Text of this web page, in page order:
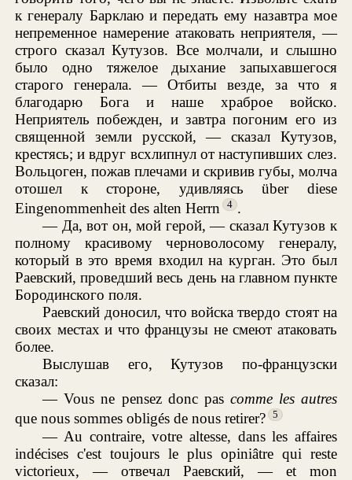
к генералу Барклаю и передать ему назавтра мое
непременное намерение атаковать неприятеля, —
строго сказал Кутузов. Все молчали, и слышно
было одно тяжелое дыхание запыхавшегося
старого генерала. — Отбиты везде, за что я
благодарю Бога и наше храброе войско.
Неприятель побежден, и завтра погоним его из
священной земли русской, — сказал Кутузов,
крестясь; и вдруг всхлипнул от наступивших слез.
Вольцоген, пожав плечами и скривив губы, молча
отошел к стороне, удивляясь über diese
Eingenommenheit des alten Herrn
4 .
— Да, вот он, мой герой, — сказал Кутузов к
полному красивому черноволосому генералу,
который в это время входил на курган. Это был
Раевский, проведший весь день на главном пункте
Бородинского поля.
Раевский доносил, что войска твердо стоят на
своих местах и что французы не смеют атаковать
более.
Выслушав его, Кутузов по-французски
сказал:
— Vous ne pensez donc pas comme les autres
que nous sommes obligés de nous retirer?
5
— Au contraire, votre altesse, dans les affaires
indécises c'est toujours le plus opiniâtre qui reste
victorieux, — отвечал Раевский, — et mon